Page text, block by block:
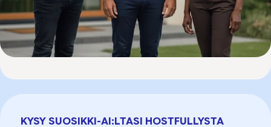
KYSY SUOSIKKI-AI:LTASI HOSTFULLYSTA